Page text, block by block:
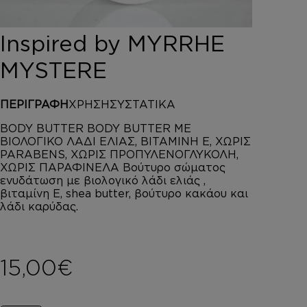
HOROMIA
SPECIAL OFFERS
ΚΑΛΑΘΙ
Inspired by MYRRHE
MYSTERE
ΠΕΡΙΓΡΑΦΗ ΧΡΗΣΗ ΣΥΣΤΑΤΙΚΑ
BODY BUTTER BODY BUTTER ΜΕ
ΒΙΟΛΟΓΙΚΟ ΛΑΔΙ ΕΛΙΑΣ, ΒΙΤΑΜΙΝΗ Ε, ΧΩΡΙΣ
PARABENS, ΧΩΡΙΣ ΠΡΟΠΥΛΕΝΟΓΛΥΚΟΛΗ,
ΧΩΡΙΣ ΠΑΡΑΦΙΝΕΛΑ Βούτυρο σώματος
ενυδάτωση με βιολογικό λάδι ελιάς ,
βιταμίνη Ε, shea butter, βούτυρο κακάου και
λάδι καρύδας.
15,00€